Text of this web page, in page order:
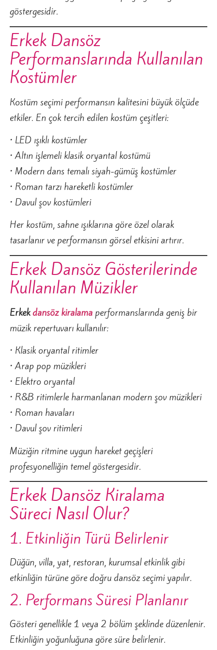
göstergesidir.
Erkek Dansöz
Performanslarında Kullanılan
Kostümler
Kostüm seçimi performansın kalitesini büyük ölçüde
etkiler. En çok tercih edilen kostüm çeşitleri:
• LED ışıklı kostümler
• Altın işlemeli klasik oryantal kostümü
• Modern dans temalı siyah-gümüş kostümler
• Roman tarzı hareketli kostümler
• Davul şov kostümleri
Her kostüm, sahne ışıklarına göre özel olarak
tasarlanır ve performansın görsel etkisini artırır.
Erkek Dansöz Gösterilerinde
Kullanılan Müzikler
Erkekdansöz kiralama performanslarında geniş bir
müzik repertuvarı kullanılır:
• Klasik oryantal ritimler
• Arap pop müzikleri
• Elektro oryantal
• R&B ritimlerle harmanlanan modern şov müzikleri
• Roman havaları
• Davul şov ritimleri
Müziğin ritmine uygun hareket geçişleri
profesyonelliğin temel göstergesidir.
Erkek Dansöz Kiralama
Süreci Nasıl Olur?
1. Etkinliğin Türü Belirlenir
Düğün, villa, yat, restoran, kurumsal etkinlik gibi
etkinliğin türüne göre doğru dansöz seçimi yapılır.
2. Performans Süresi Planlanır
Gösteri genellikle 1 veya 2 bölüm şeklinde düzenlenir.
Etkinliğin yoğunluğuna göre süre belirlenir.